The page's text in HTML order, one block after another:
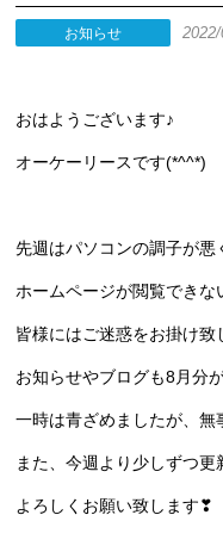
お知らせ
おはようございます♪
オーケーリースです(*^^*)
先週はパソコンの調子が悪
ホームページが閲覧できな
皆様にはご迷惑をお掛け致
お知らせやブログも8月分
一時は青ざめましたが、無
また、今週より少しずつ更
よろしくお願い致します❣